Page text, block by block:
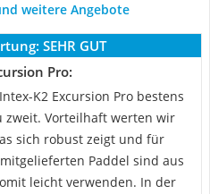
weitere Angebote
SEHR GUT
Pro:
K2 Excursion Pro bestens
zweit. Vorteilhaft werten wir
sich robust zeigt und für
Paddel sind aus
leicht verwenden. In der